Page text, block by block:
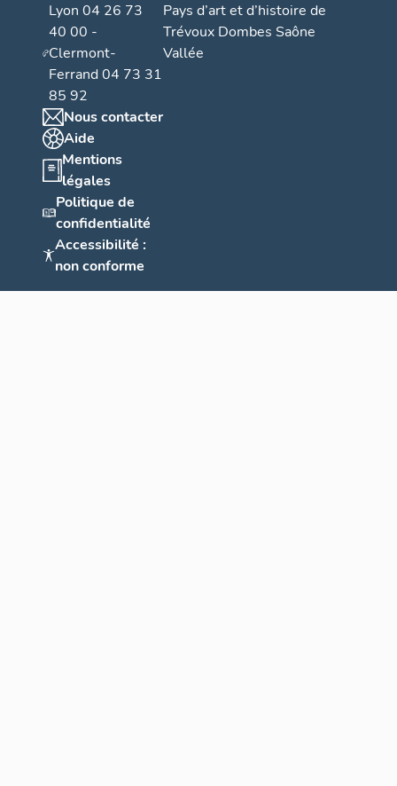
Lyon 04 26 73
40 00 -
Clermont-
Ferrand 04 73 31
85 92
Nous contacter
Aide
Mentions
légales
Politique de
confidentialité
Accessibilité :
non conforme
Pays d’art et d’histoire de
Trévoux Dombes Saône
Vallée